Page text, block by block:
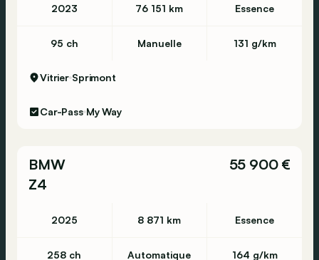
2023 76 151 km Essence
95 ch Manuelle 131 g/km
Vitrier Sprimont
Car-Pass My Way
BMW
Z4
55 900 €
2025 8 871 km Essence
258 ch Automatique 164 g/km